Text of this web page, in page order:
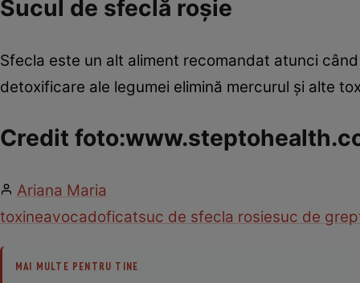
Sucul de sfeclă roşie
Sfecla este un alt aliment recomandat atunci
detoxificare ale legumei elimină mercurul şi alte
Credit
Ariana Maria
toxineavocadoficatsuc de sfecla rosiesuc de
MAI MULTE PENTRU TINE